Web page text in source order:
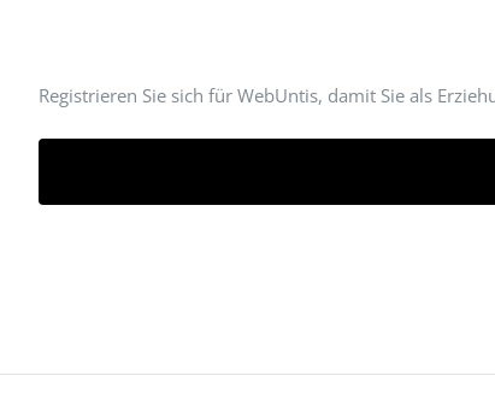
Registrieren Sie sich für WebUntis, damit Sie als